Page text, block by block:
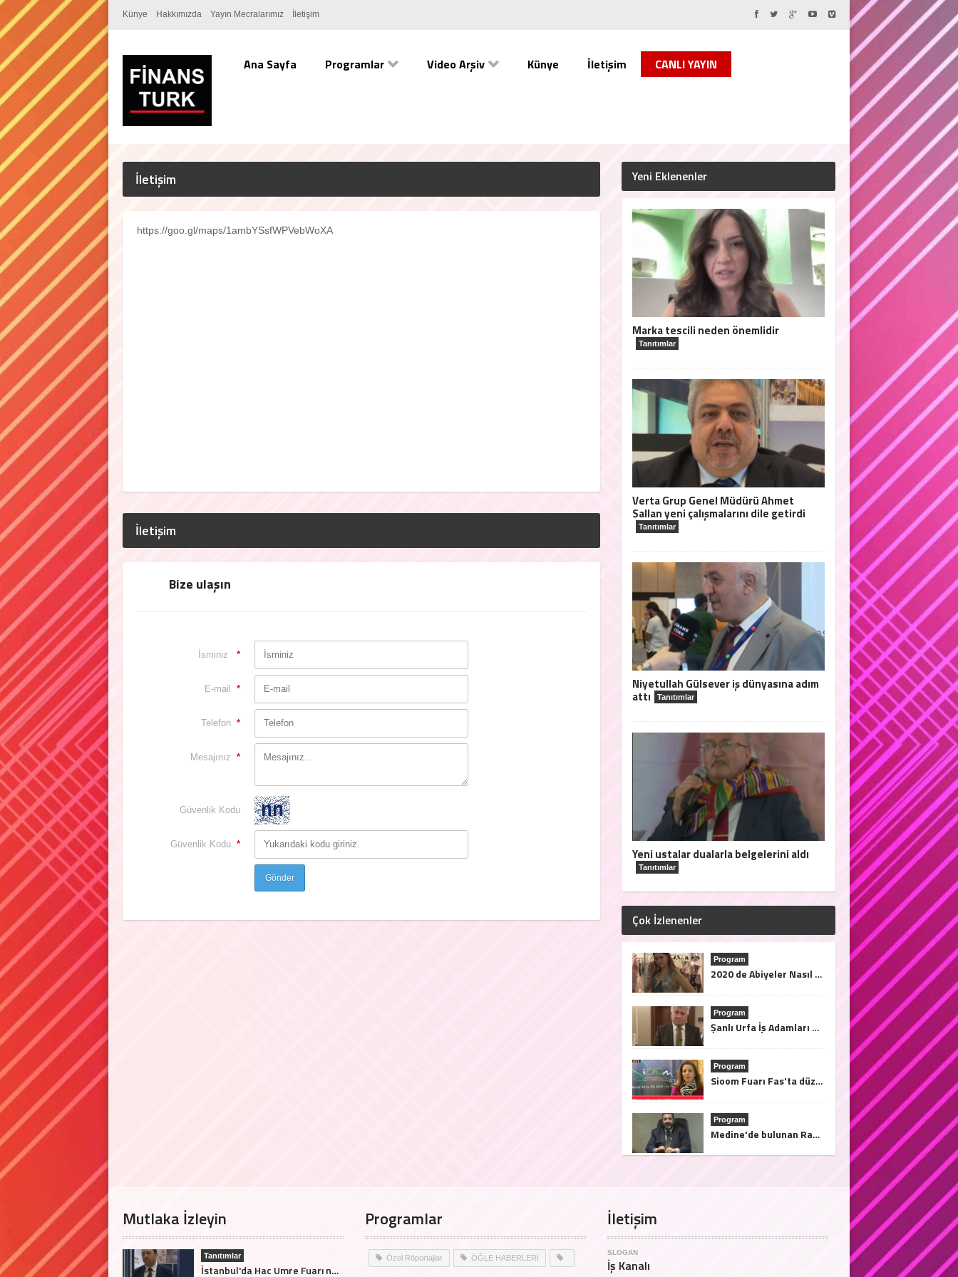
Künye Hakkımızda Yayın Mecralarımız İletişim
Ana Sayfa Programlar Video Arşiv Künye İletişim CANLI YAYIN
İletişim
https://goo.gl/maps/1ambYSsfWPVebWoXA
İletişim
Bize ulaşın
İsminiz *
E-mail *
Telefon *
Mesajınız *
Güvenlik Kodu
Güvenlik Kodu *
Yeni Eklenenler
Marka tescili neden önemlidir
Tanıtımlar
Verta Grup Genel Müdürü Ahmet
Sallan yeni çalışmalarını dile getirdi
Tanıtımlar
Niyetullah Gülsever iş dünyasına adım
attı Tanıtımlar
Yeni ustalar dualarla belgelerini aldı
Tanıtımlar
Çok İzlenenler
Program
2020 de Abiyeler Nasıl Olacak?
Program
Şanlı Urfa İş Adamları Derneği Başkanı Sami Çiriş Finans Türk Tv'ye açıklamalarda bulundu.
Program
Sioom Fuarı Fas'ta düzenleniyor. Afrika'ya açılma fırsatları bu fuarda..28/31 2019 Mart tarihleri arasında Tanja'da
Program
Medine'de bulunan Rama el Medine Hotel Nasıl?
Mutlaka İzleyin
Tanıtımlar
İstanbul'da Hac Umre Fuarı nasıl geçti?
Programlar
Özel Röportajlar ÖĞLE HABERLERİ
İletişim
SLOGAN
İş Kanalı